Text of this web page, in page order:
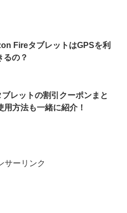
FireタブレットはGPSを利
るの？
ブレットの割引クーポンまと
用方法も一緒に紹介！
サーリンク